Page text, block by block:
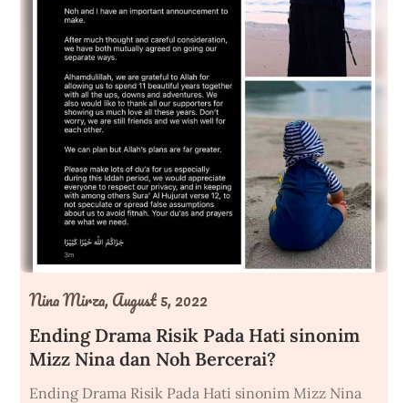
Ending Drama Risik Pada Hati sinonim
Mizz Nina dan Noh Bercerai?
Nina Mirza, August 5, 2022
Ending Drama Risik Pada Hati sinonim Mizz Nina